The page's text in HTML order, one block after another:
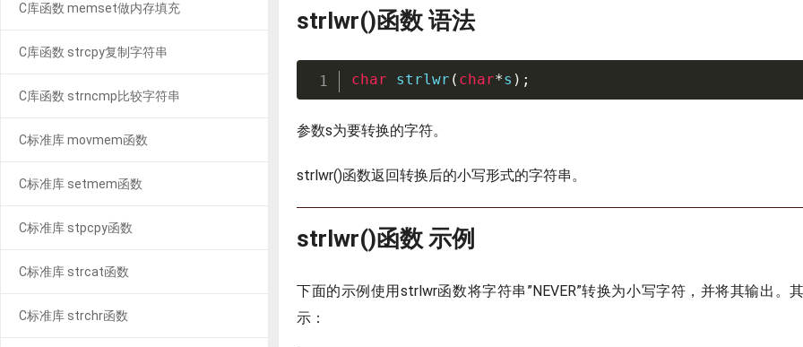
strlwr()函数 语法
char strlwr ( char*s ) ;
参数s为要转换的字符。
strlwr()函数返回转换后的小写形式的字符串。
strlwr()函数 示例
下面的示例使用strlwr函数将字符串”NEVER”转换为小写字符，并将其输出。
示：
C库函数 memset做内存填充
C库函数 strcpy复制字符串
C库函数 strncmp比较字符串
C标准库 movmem函数
C标准库 setmem函数
C标准库 stpcpy函数
C标准库 strcat函数
C标准库 strchr函数